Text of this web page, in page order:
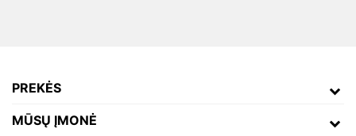
PREKĖS
MŪSŲ ĮMONĖ